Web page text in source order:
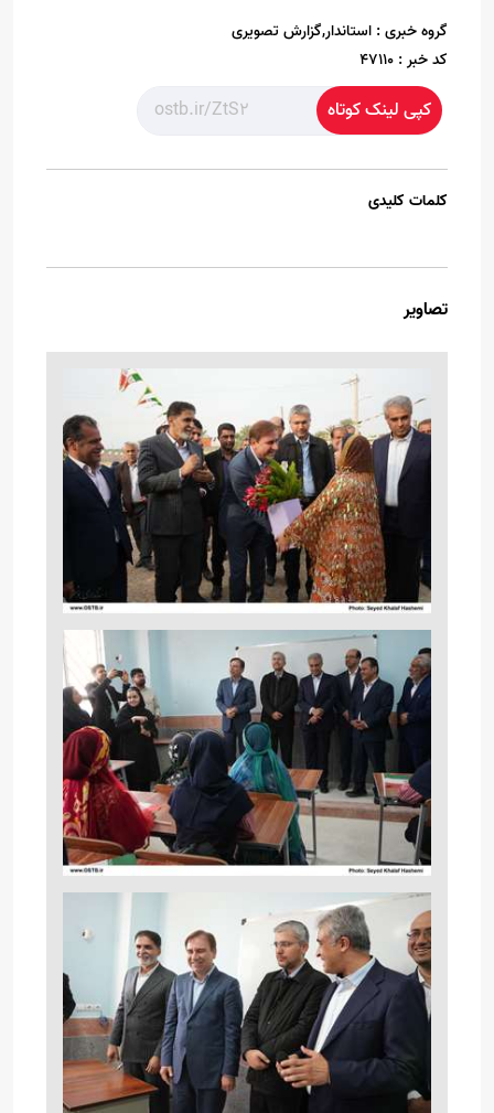
گروه خبری : استاندار,گزارش تصویری
کد خبر : 47110
کپی لینک کوتاه
کلمات کلیدی
تصاویر